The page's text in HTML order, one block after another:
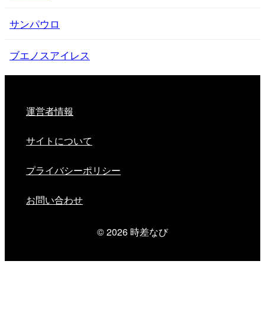
サンパウロ
ブエノスアイレス
運営者情報
サイトについて
プライバシーポリシー
お問い合わせ
© 2026 時差なび